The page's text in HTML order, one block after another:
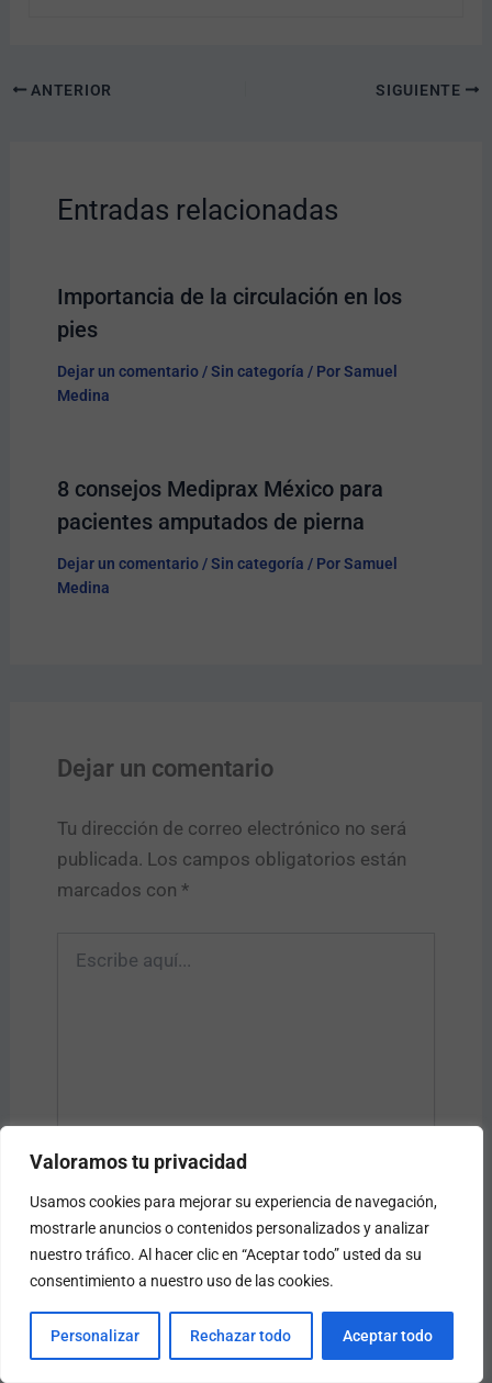
Valoramos tu privacidad
Usamos cookies para mejorar su experiencia de navegación,
mostrarle anuncios o contenidos personalizados y analizar
nuestro tráfico. Al hacer clic en “Aceptar todo” usted da su
consentimiento a nuestro uso de las cookies.
Personalizar Rechazar todo Aceptar todo
ANTERIOR SIGUIENTE
Entradas relacionadas
Importancia de la circulación en los
pies
Dejar un comentario /Sin categoría / PorSamuel
Medina
8 consejos Mediprax México para
pacientes amputados de pierna
Dejar un comentario /Sin categoría / PorSamuel
Medina
Dejar un comentario
Tu dirección de correo electrónico no será
publicada. Los campos obligatorios están
marcados con *
aquí...
Name*
Email*